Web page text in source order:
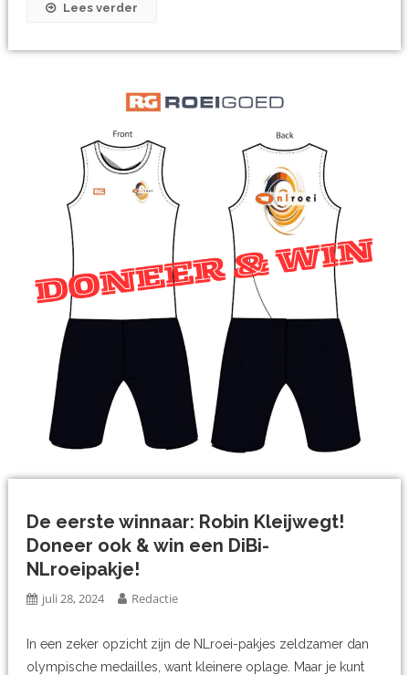
Lees verder
De eerste winnaar: Robin Kleijwegt!
Doneer ook & win een DiBi-
NLroeipakje!
juli 28, 2024 Redactie
In een zeker opzicht zijn de NLroei-pakjes zeldzamer dan
olympische medailles, want kleinere oplage. Maar je kunt